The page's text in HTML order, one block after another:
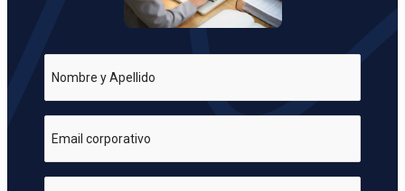
Nombre y Apellido
Email corporativo